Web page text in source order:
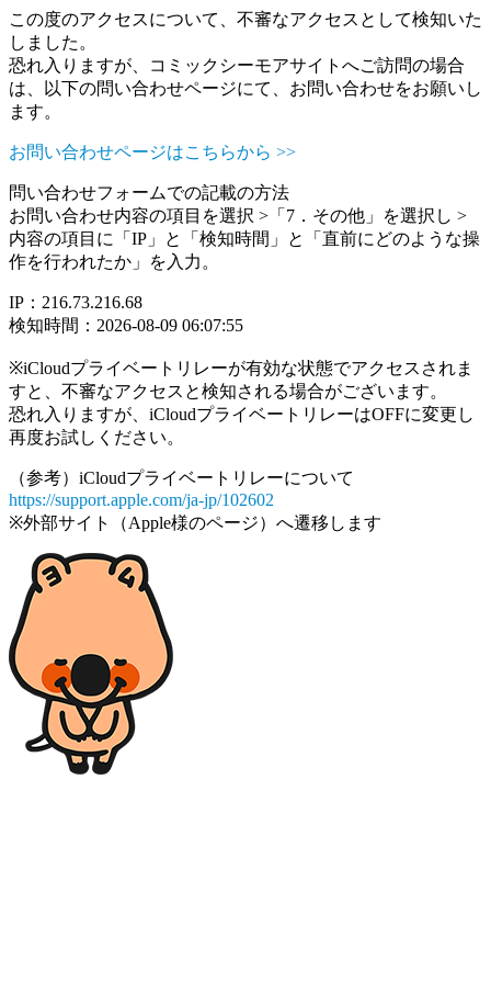
この度のアクセスについて、不審なアクセスとして検知いた
しました。
恐れ入りますが、コミックシーモアサイトへご訪問の場合
は、以下の問い合わせページにて、お問い合わせをお願いし
ます。
お問い合わせページはこちらから >>
問い合わせフォームでの記載の方法
お問い合わせ内容の項目を選択 >「7．その他」を選択し >
内容の項目に「IP」と「検知時間」と「直前にどのような操
作を行われたか」を入力。
IP：216.73.216.68
検知時間：2026-08-09 06:07:55
※iCloudプライベートリレーが有効な状態でアクセスされま
すと、不審なアクセスと検知される場合がございます。
恐れ入りますが、iCloudプライベートリレーはOFFに変更し
再度お試しください。
（参考）iCloudプライベートリレーについて
https://support.apple.com/ja-jp/102602
※外部サイト（Apple様のページ）へ遷移します